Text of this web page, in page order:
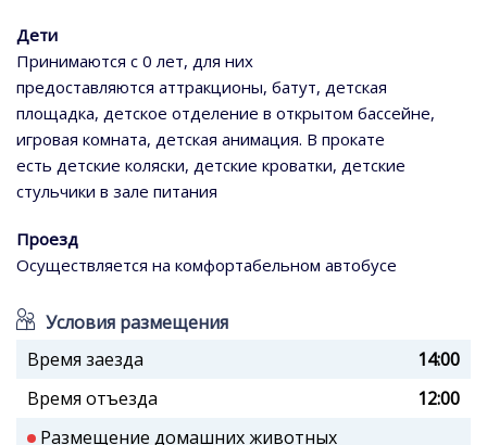
Дети
Принимаются с 0 лет, для них
предоставляются аттракционы, батут, детская
площадка, детское отделение в открытом бассейне,
игровая комната, детская анимация. В прокате
есть детские коляски, детские кроватки, детские
стульчики в зале питания
Проезд
Осуществляется на комфортабельном автобусе
Условия размещения
Время заезда
14:00
Время отъезда
12:00
Размещение домашних животных